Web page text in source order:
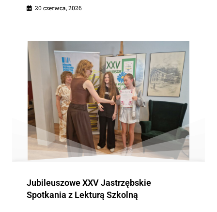
20 czerwca, 2026
Jubileuszowe XXV Jastrzębskie
Spotkania z Lekturą Szkolną